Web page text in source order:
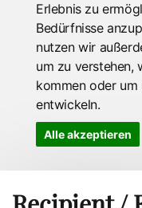
Erlebnis zu
Bedürfnisse
nutzen wir
um zu verstehen,
kommen oder um
entwickeln.
Alle akzeptieren